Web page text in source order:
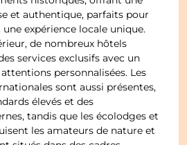
et authentique, parfaits pour
expérience locale unique.
de nombreux hôtels
services exclusifs avec un
personnalisées. Les
sont aussi présentes,
élevés et des
tandis que les écolodges et
les amateurs de nature et